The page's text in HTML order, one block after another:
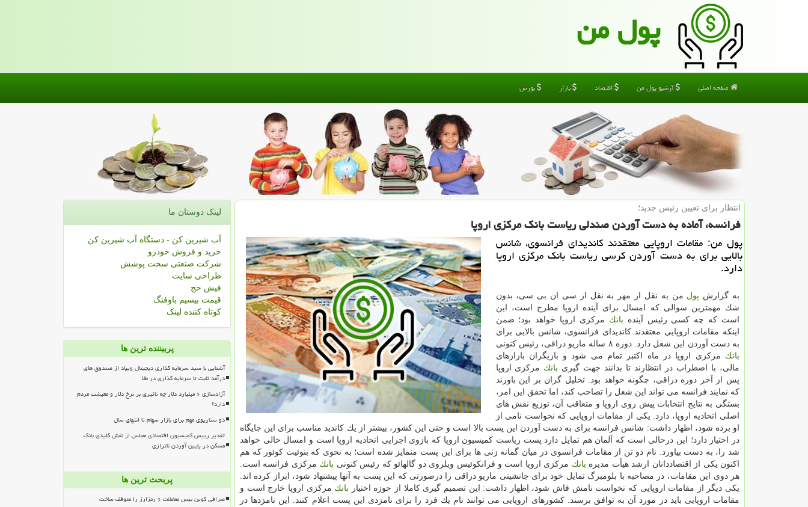
پول من
صفحه اصلی آرشیو پول من اقتصاد بازار بورس
انتظار برای تعیین رئیس جدید؛
فرانسه، آماده به دست آوردن صندلی ریاست بانك مركزی اروپا
پول من: مقامات اروپایی معتقدند كاندیدای فرانسوی، شانس
بالایی برای به دست آوردن كرسی ریاست بانك مركزی اروپا
دارد.
به گزارش پول من به نقل از مهر به نقل از سی ان بی سی، بدون
شك مهمترین سوالی كه امسال برای آینده اروپا مطرح است، این
است كه چه كسی رئیس آینده بانك مركزی اروپا خواهد بود؛ ضمن
اینكه مقامات اروپایی معتقدند كاندیدای فرانسوی، شانس بالایی برای
به دست آوردن این شغل دارد. دوره ۸ ساله ماریو دراقی، رئیس كنونی
بانك مركزی اروپا در ماه اكتبر تمام می شود و بازیگران بازارهای
مالی، با اضطراب در انتظارند تا بدانند جهت گیری بانك مركزی اروپا
پس از آخر دوره دراقی، چگونه خواهد بود. تحلیل گران بر این باورند
كه نمایند فرانسه می تواند این شغل را تصاحب كند، اما تحقق این امر،
بستگی به نتایج انتخابات پیش روی اروپا و متعاقب آن، توزیع نقش های
اصلی اتحادیه اروپا، دارد. یكی از مقامات اروپایی كه نخواست نامی از
او برده شود، اظهار داشت: شانس فرانسه برای به دست آوردن این پست بالا است و حتی این كشور، بیشتر از یك كاندید مناسب برای این جایگاه
در اختیار دارد؛ این درحالی است كه آلمان هم تمایل دارد پست ریاست كمیسیون اروپا كه بازوی اجرایی اتحادیه اروپا است و امسال خالی خواهد
شد را، به دست بیاورد. نام دو تن از مقامات فرانسوی در میان گمانه زنی ها برای این پست متمایز شده است؛ به نحوی كه بنوئیت كوئور كه هم
اكنون یكی از اقتصاددانان ارشد هیأت مدیره بانك مركزی اروپا است و فرانكوئیس ویلروی دو گالهائو كه رئیس كنونی بانك مركزی فرانسه است.
هر دوی این مقامات، در مصاحبه با بلومبرگ تمایل خود برای جانشینی ماریو دراقی را درصورتی كه این پست به آنها پیشنهاد شود، ابراز كرده اند.
یكی دیگر از مقامات اروپایی كه نخواست نامش فاش شود، اظهار داشت: این تصمیم گیری كاملا از حوزه اختیار بانك مركزی اروپا خارج است و
مقامات اروپایی باید در مورد آن به توافق برسند. كشورهای اروپایی می توانند نام یك فرد را برای نامزدی این پست اعلام كنند. این نامزدها در
لینک دوستان ما
آب شیرین کن - دستگاه آب شیرین کن
خرید و فروش خودرو
شرکت صنعتی سخت پوشش
طراحی سایت
فیش حج
قیمت بیسیم باوفنگ
کوتاه کننده لینک
پربیننده ترین ها
آشنایی با سبد سرمایه گذاری دیجیتال ویپاد از صندوق های
درآمد ثابت تا سرمایه گذاری در طلا
آزادسازی ۶ میلیارد دلار چه تاثیری بر نرخ دلار و معیشت مردم
دارد؟
دو سناریوی مهم برای بازار سهام تا انتهای سال
تقدیر رییس کمیسیون اقتصادی مجلس از نقش کلیدی بانک
مسکن در پایین آوردن ناترازی
پربحث ترین ها
صرافی کوین بیس معاملات ۶ رمزارز را متوقف ساخت